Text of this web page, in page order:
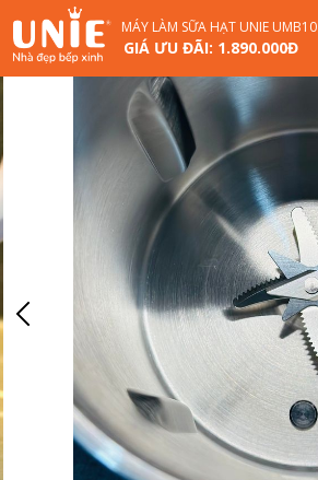
MÁY LÀM SỮA HẠT UNIE UMB10
GIÁ ƯU ĐÃI: 1.890.000Đ